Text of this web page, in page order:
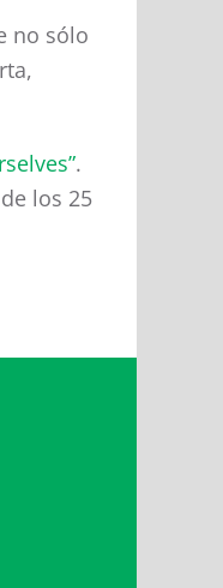
no sólo
.
los 25